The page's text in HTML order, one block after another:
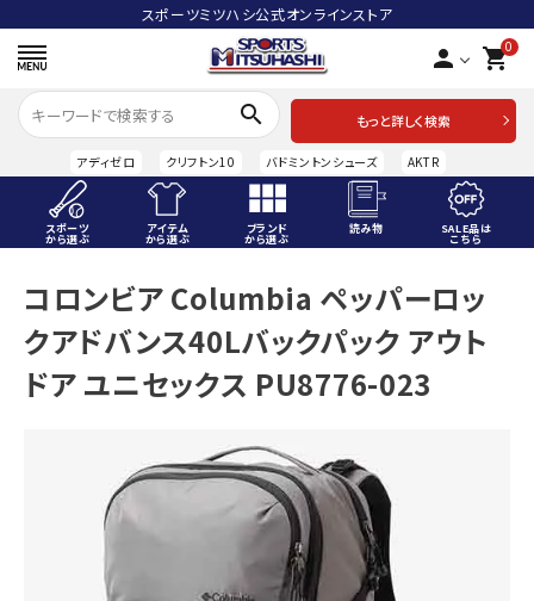
スポーツミツハシ公式オンラインストア
person 0
shopping_cart
search
もっと詳しく検索
アディゼロ クリフトン10 バドミントンシューズ AKTR
スポーツ
から選ぶ
アイテム
から選ぶ
ブランド
から選ぶ
読み物 SALE品は
こちら
ACCOUNT MENU
ようこそ ゲスト 様
meeting_room ログイン person 会員登録
アイテムから選ぶ
コロンビア Columbia ペッパーロッ
クアドバンス40Lバックパック アウト
ドア ユニセックス PU8776-023